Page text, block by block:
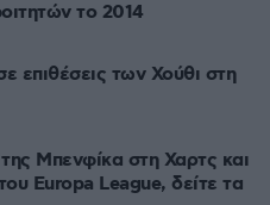
το 2014
επιθέσεις των Χούθι στη
Μπενφίκα στη Χαρτς και
Europa League, δείτε τα